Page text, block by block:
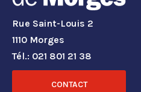
Rue Saint-Louis 2
1110 Morges
Tél.: 021 801 21 38
CONTACT